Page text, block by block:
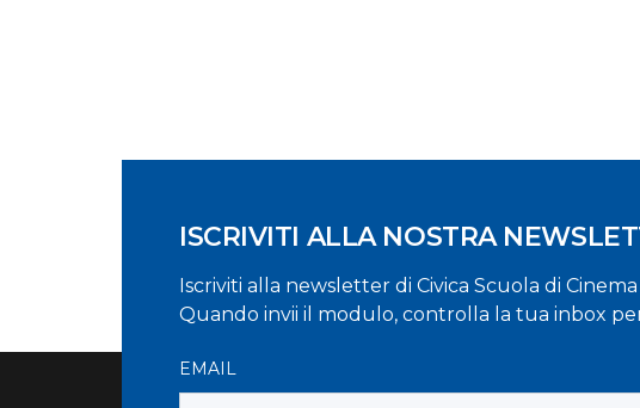
ISCRIVITI ALLA NOSTRA
Iscriviti alla newsletter di Civica Scuola di
Quando invii il modulo, controlla la tua inbox
EMAIL